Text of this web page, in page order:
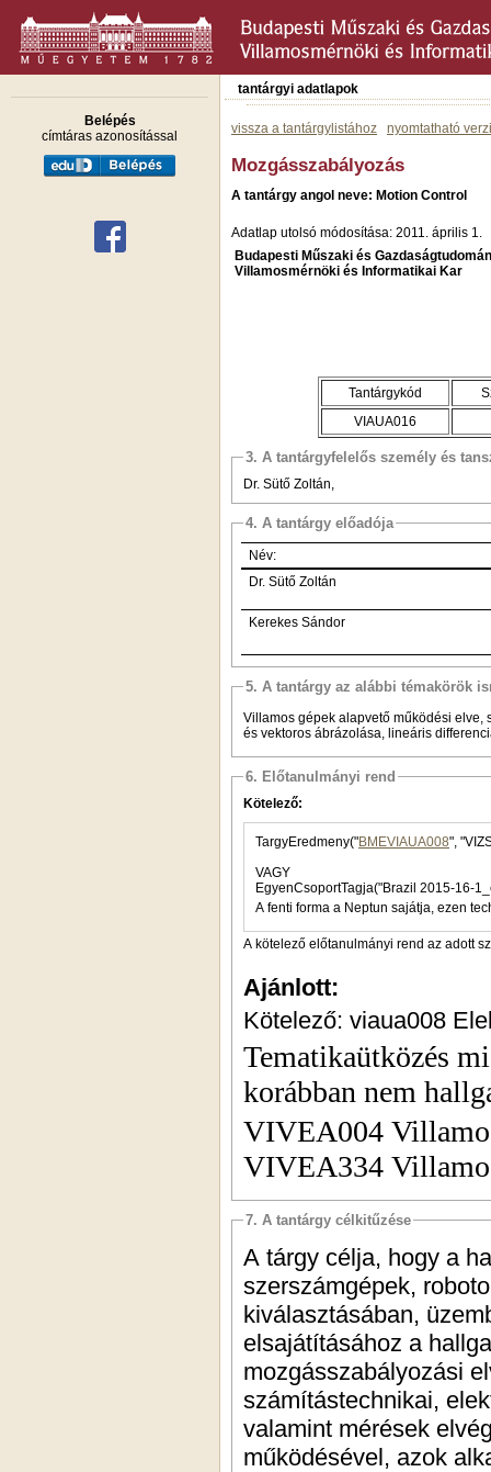
Belépés
címtáras azonosítással
tantárgyi adatlapok
vissza a tantárgylistához nyomtatható
Mozgásszabályozás
A tantárgy angol neve: Motion Control
Adatlap utolsó módosítása: 2011. április 1.
Budapesti Műszaki és
Villamosmérnöki és Informatikai Kar
Tantárgykód
VIAUA016
3. A tantárgyfelelős személy és
Dr. Sütő Zoltán,
4. A tantárgy előadója
Név:
Dr. Sütő Zoltán
Kerekes Sándor
5. A tantárgy az alábbi témakörök
Villamos gépek alapvető működési elve,
és vektoros ábrázolása, lineáris
6. Előtanulmányi rend
Kötelező:
TargyEredmeny("BMEVIAUA008
VAGY
EgyenCsoportTagja("Brazil 2015-16-
A fenti forma a Neptun sajátja, ezen
A kötelező előtanulmányi rend az adott
Ajánlott:
Kötelező: viaua008
Tematikaütközés
korábban nem
VIVEA004
VIVEA334
7. A tantárgy célkitűzése
A tárgy célja, hogy a
szerszámgépek,
kiválasztásában,
elsajátításához a
mozgásszabályozási
számítástechnikai,
valamint mérések
működésével, azok